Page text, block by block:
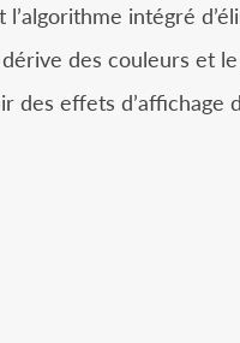
intégré
des couleurs et
des effets d’affichage